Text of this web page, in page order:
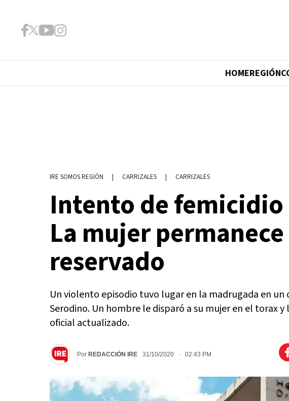
HOMEREGIÓN
IRE SOMOS REGIÓN | CARRIZALES | CARRIZALES
Intento de femicidio
La mujer
reservado
Un violento episodio tuvo lugar en la madrugada en un
Serodino. Un hombre le disparó a su mujer en el torax
oficial actualizado.
Por REDACCIÓN IRE 31/10/2020 · 02:43 PM